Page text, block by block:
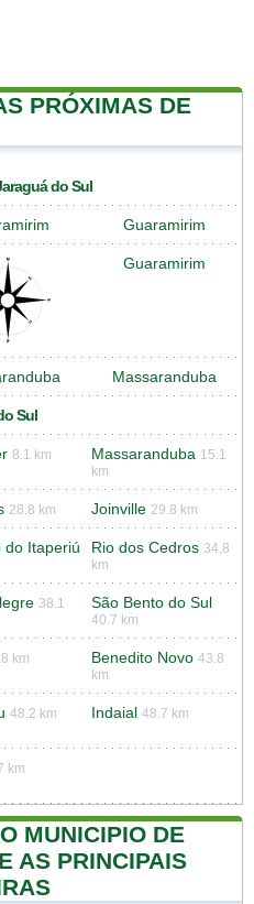
PRÓXIMAS DE
do Sul
Guaramirim
Guaramirim
Massaranduba
Sul
8.1 km Massaranduba 15.1
km
28.8 km Joinville 29.8 km
do Itaperiú Rio dos Cedros 34.8
km
38.1
São Bento do Sul
40.7 km
km Benedito Novo 43.8
km
48.2 km Indaial 48.7 km
km
MUNICIPIO DE
AS PRINCIPAIS